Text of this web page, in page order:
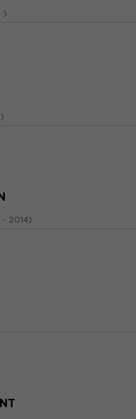
)
- 2014)